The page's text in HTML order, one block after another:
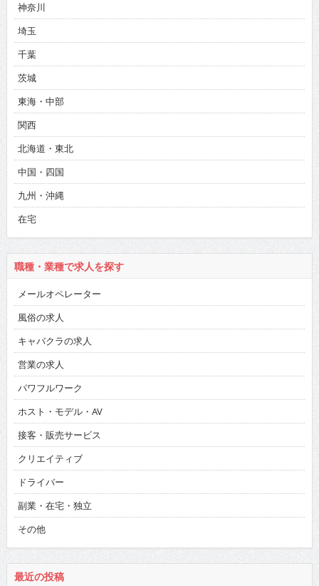
神奈川
埼玉
千葉
茨城
東海・中部
関西
北海道・東北
中国・四国
九州・沖縄
在宅
職種・業種で求人を探す
メールオペレーター
風俗の求人
キャバクラの求人
営業の求人
パワフルワーク
ホスト・モデル・AV
接客・販売サービス
クリエイティブ
ドライバー
副業・在宅・独立
その他
最近の投稿